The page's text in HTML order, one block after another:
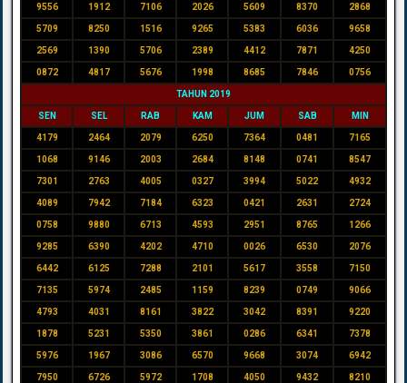
9556 1912 7106 2026 5609 8370 2868
5709 8250 1516 9265 5383 6036 9658
2569 1390 5706 2389 4412 7871 4250
0872 4817 5676 1998 8685 7846 0756
TAHUN 2019
SEN SEL RAB KAM JUM SAB MIN
4179 2464 2079 6250 7364 0481 7165
1068 9146 2003 2684 8148 0741 8547
7301 2763 4005 0327 3994 5022 4932
4089 7942 7184 6323 0421 2631 2724
0758 9880 6713 4593 2951 8765 1266
9285 6390 4202 4710 0026 6530 2076
6442 6125 7288 2101 5617 3558 7150
7135 5974 2485 1159 8239 0749 9066
4793 4031 8161 3822 3042 8391 9220
1878 5231 5350 3861 0286 6341 7378
5976 1967 3086 6570 9668 3074 6942
7950 6726 5972 1708 4050 9432 8210